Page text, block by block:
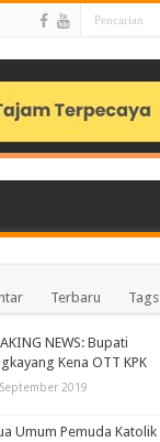
Terbaru Tags
NEWS: Bupati
Kena OTT KPK
2019
Umum Pemuda Katolik